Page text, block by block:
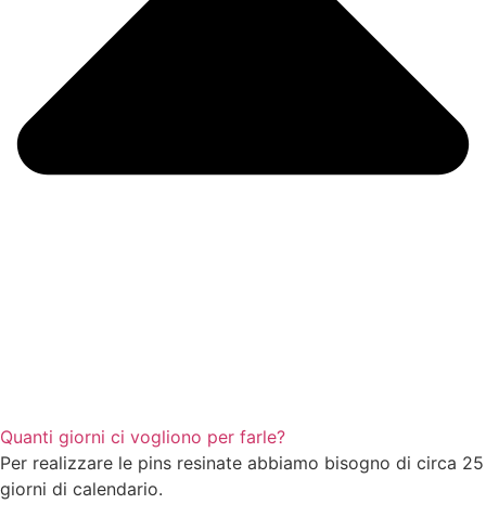
Quanti giorni ci vogliono per farle?
Per realizzare le pins resinate abbiamo bisogno di circa 25
giorni di calendario.